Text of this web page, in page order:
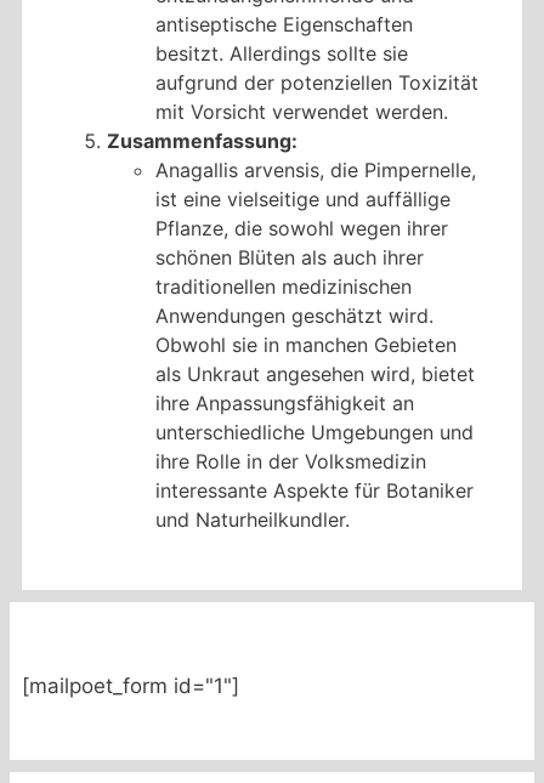
antiseptische Eigenschaften
besitzt. Allerdings sollte sie
aufgrund der potenziellen Toxizität
mit Vorsicht verwendet werden.
Zusammenfassung:
Anagallis arvensis, die Pimpernelle,
ist eine vielseitige und auffällige
Pflanze, die sowohl wegen ihrer
schönen Blüten als auch ihrer
traditionellen medizinischen
Anwendungen geschätzt wird.
Obwohl sie in manchen Gebieten
als Unkraut angesehen wird, bietet
ihre Anpassungsfähigkeit an
unterschiedliche Umgebungen und
ihre Rolle in der Volksmedizin
interessante Aspekte für Botaniker
und Naturheilkundler.
[mailpoet_form id="1"]